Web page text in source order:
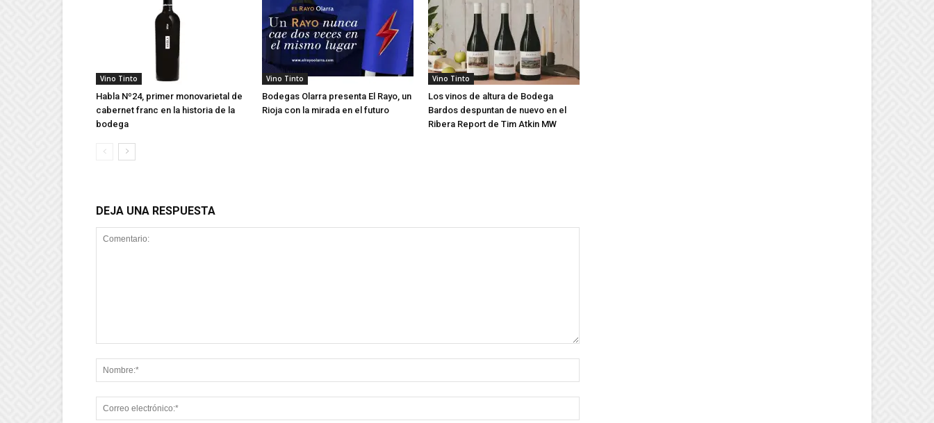
Vino Tinto
Habla Nº24, primer monovarietal de
cabernet franc en la historia de la
bodega
Vino Tinto
Bodegas Olarra presenta El Rayo, un
Rioja con la mirada en el futuro
Vino Tinto
Los vinos de altura de Bodega
Bardos despuntan de nuevo en el
Ribera Report de Tim Atkin MW
DEJA UNA RESPUESTA